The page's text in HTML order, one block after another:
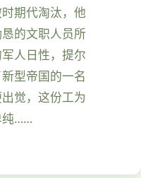
期代淘汰，他
的文职人员所
人日性，提尔
型帝国的一名
觉，这份工为
纯……